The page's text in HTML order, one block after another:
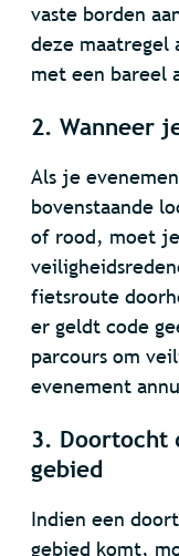
vaste borden
deze maatregel
met een bareel
2. Wanneer
Als je
bovenstaande
of rood, moet
fietsroute
er geldt code
parcours om
evenement
3. Doortocht
gebied
Indien een
gebied komt,